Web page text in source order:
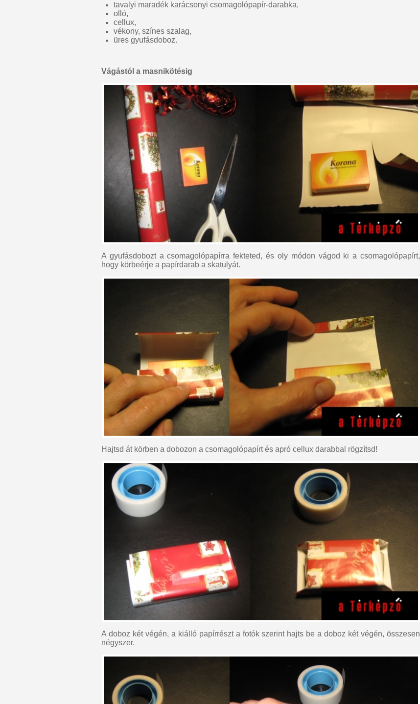
tavalyi maradék karácsonyi csomagolópapír-darabka,
olló,
cellux,
vékony, színes szalag,
üres gyufásdoboz.
Vágástól a masnikötésig
A gyufásdobozt a csomagolópapírra fekteted, és oly módon vágod ki a csomagolópapírt,
hogy körbeérje a papírdarab a skatulyát.
Hajtsd át körben a dobozon a csomagolópapírt és apró cellux darabbal rögzítsd!
A doboz két végén, a kiálló papírrészt a fotók szerint hajts be a doboz két végén, összesen
négyszer.